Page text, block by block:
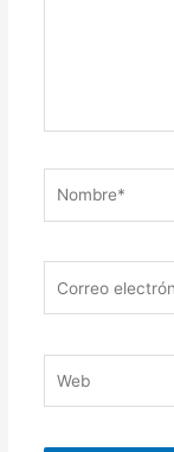
electrónico*